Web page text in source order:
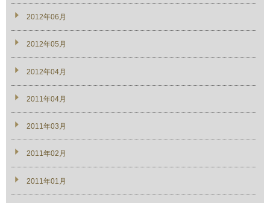
2012年06月
2012年05月
2012年04月
2011年04月
2011年03月
2011年02月
2011年01月